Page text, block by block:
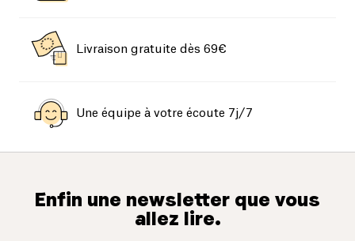
Livraison gratuite dès 69€
Une équipe à votre écoute 7j/7
Enfin une newsletter que vous
allez lire.